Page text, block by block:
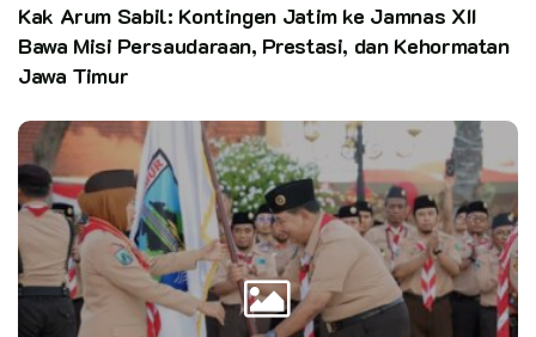
Kak Arum Sabil: Kontingen Jatim ke Jamnas XII
Bawa Misi Persaudaraan, Prestasi, dan Kehormatan
Jawa Timur